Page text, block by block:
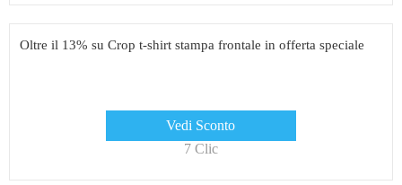
Oltre il 13% su Crop t-shirt stampa frontale in offerta speciale
Vedi Sconto
7 Clic